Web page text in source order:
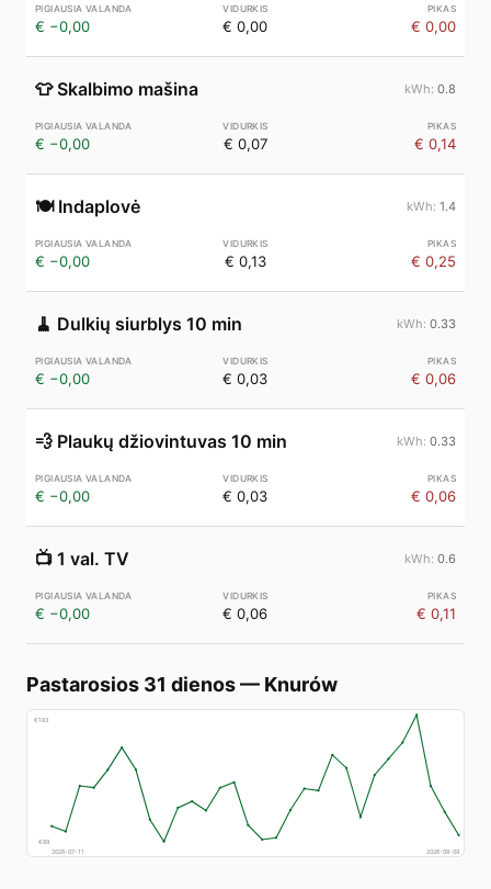
€ −0,00 € 0,00 € 0,00
👕 Skalbimo mašina 0.8
€ −0,00 € 0,07 € 0,14
🍽️ Indaplovė 1.4
€ −0,00 € 0,13 € 0,25
🧹 Dulkių siurblys 10 min 0.33
€ −0,00 € 0,03 € 0,06
💨 Plaukų džiovintuvas 10 min 0.33
€ −0,00 € 0,03 € 0,06
📺 1 val. TV 0.6
€ −0,00 € 0,06 € 0,11
Pastarosios 31 dienos— Knurów
€183
€89
2026-07-11
2026-08-09